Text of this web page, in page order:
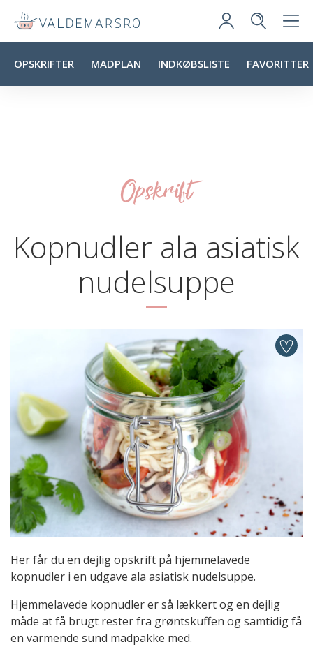
OPSKRIFTER MADPLAN INDKØBSLISTE FAVORITTER
Opskrift
Kopnudler ala asiatisk
nudelsuppe
Her får du en dejlig opskrift på hjemmelavede
kopnudler i en udgave ala asiatisk nudelsuppe.
Hjemmelavede kopnudler er så lækkert og en dejlig
måde at få brugt rester fra grøntskuffen og samtidig få
en varmende sund madpakke med.